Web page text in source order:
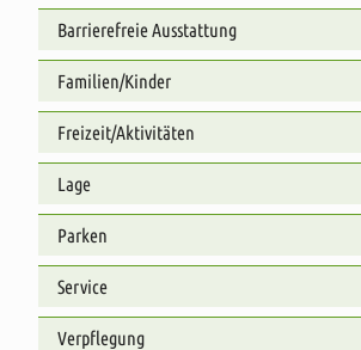
Barrierefreie Ausstattung
Familien/Kinder
Freizeit/Aktivitäten
Lage
Parken
Service
Verpflegung